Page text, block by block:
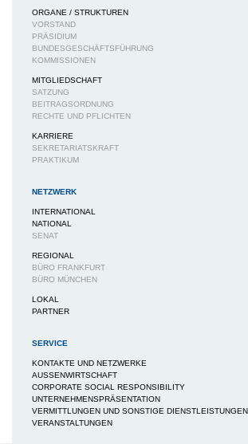
ORGANE / STRUKTUREN
VORSTAND
PRÄSIDIUM
BUNDESGESCHÄFTSFÜHRUNG
KOMMISSIONEN
MITGLIEDSCHAFT
SATZUNG
BEITRAGSORDNUNG
RECHTE UND PFLICHTEN
KARRIERE
SEKRETARIATSKRAFT
PRAKTIKUM
NETZWERK
INTERNATIONAL
NATIONAL
SENAT
REGIONAL
BÜRO FRANKFURT
BÜRO MÜNCHEN
LOKAL
PARTNER
SERVICE
KONTAKTE UND NETZWERKE
AUSSENWIRTSCHAFT
CORPORATE SOCIAL RESPONSIBILITY
UNTERNEHMENSPRÄSENTATION
VERMITTLUNGEN UND SONSTIGE DIENSTLEISTUNGEN
VERANSTALTUNGEN